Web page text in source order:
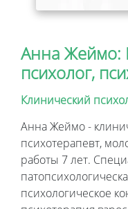
Анна Жеймо:
психолог,
Клинический
Анна Жеймо -
психотерапевт,
работы 7 лет.
психологическое